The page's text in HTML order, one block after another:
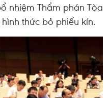
nhiệm Thẩm phán Tòa
thức bỏ phiếu kín.